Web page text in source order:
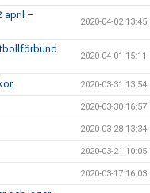
april –
2020-04-02 13:45
2020-04-01 15:11
2020-03-31 13:54
2020-03-30 16:57
2020-03-28 13:34
2020-03-21 10:05
2020-03-17 16:03